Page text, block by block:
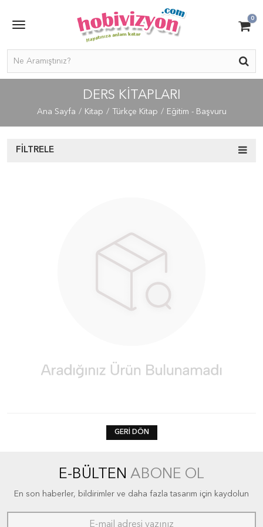
0
DERS KİTAPLARI
Ana Sayfa Kitap Türkçe Kitap Eğitim - Başvuru
FILTRELE
GERI DÖN
E-BÜLTEN ABONE OL
En son haberler, bildirimler ve daha fazla tasarım için kaydolun